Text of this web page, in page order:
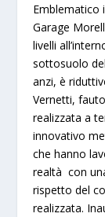
Emblematico
Garage
livelli
sottosuolo
anzi, è
Vernetti,
realizzata a
innovativo
che hanno
realtà con
rispetto del
realizzata.